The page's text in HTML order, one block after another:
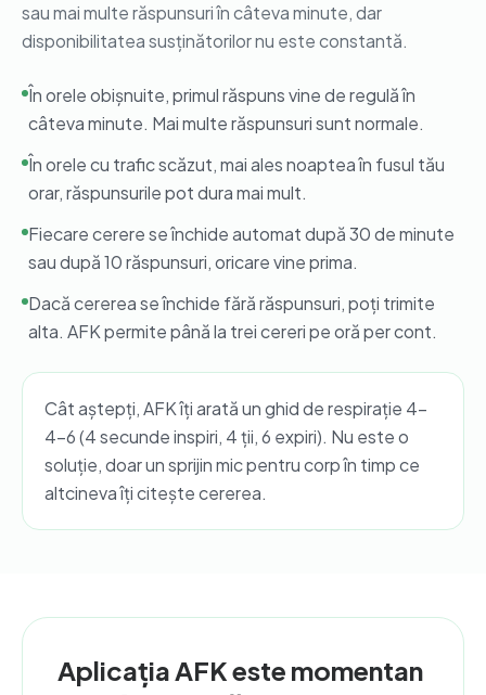
sau mai multe răspunsuri în câteva minute, dar
disponibilitatea susținătorilor nu este constantă.
În orele obișnuite, primul răspuns vine de regulă în
câteva minute. Mai multe răspunsuri sunt normale.
În orele cu trafic scăzut, mai ales noaptea în fusul tău
orar, răspunsurile pot dura mai mult.
Fiecare cerere se închide automat după 30 de minute
sau după 10 răspunsuri, oricare vine prima.
Dacă cererea se închide fără răspunsuri, poți trimite
alta. AFK permite până la trei cereri pe oră per cont.
Cât aștepți, AFK îți arată un ghid de respirație 4-
4-6 (4 secunde inspiri, 4 ții, 6 expiri). Nu este o
soluție, doar un sprijin mic pentru corp în timp ce
altcineva îți citește cererea.
Aplicația AFK este momentan